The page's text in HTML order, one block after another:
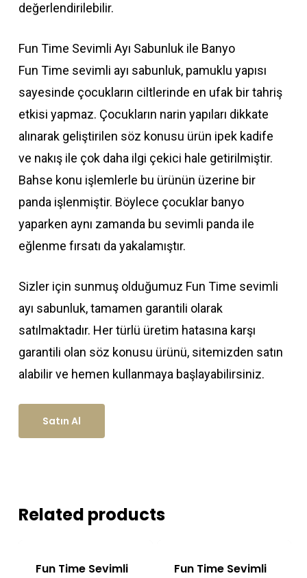
değerlendirilebilir.
Fun Time Sevimli Ayı Sabunluk ile Banyo
Fun Time sevimli ayı sabunluk, pamuklu yapısı
sayesinde çocukların ciltlerinde en ufak bir tahriş
etkisi yapmaz. Çocukların narin yapıları dikkate
alınarak geliştirilen söz konusu ürün ipek kadife
ve nakış ile çok daha ilgi çekici hale getirilmiştir.
Bahse konu işlemlerle bu ürünün üzerine bir
panda işlenmiştir. Böylece çocuklar banyo
yaparken aynı zamanda bu sevimli panda ile
eğlenme fırsatı da yakalamıştır.
Sizler için sunmuş olduğumuz Fun Time sevimli
ayı sabunluk, tamamen garantili olarak
satılmaktadır. Her türlü üretim hatasına karşı
garantili olan söz konusu ürünü, sitemizden satın
alabilir ve hemen kullanmaya başlayabilirsiniz.
Satın Al
Related products
Fun Time Sevimli Fun Time Sevimli